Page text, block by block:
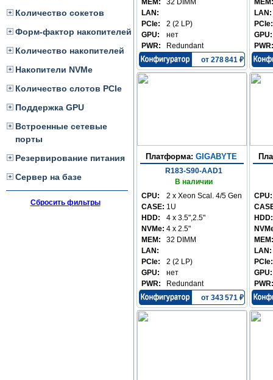
Количество сокетов
Форм-фактор накопителей
Количество накопителей
Накопители NVMe
Количество слотов PCIe
Поддержка GPU
Встроенные сетевые
порты
Резервирование питания
Сервер на базе
Сбросить фильтры
MEM:
32 DIMM
LAN:
PCIe:
2 (2 LP)
GPU:
нет
PWR:
Redundant
от 278 841 ₽
MEM:
LAN:
PCIe:
GPU:
PWR:
Платформа: GIGABYTE
R183-S90-AAD1
В наличии
CPU:
2 x Xeon Scal. 4/5 Gen
CASE: 1U
HDD:
4 x 3.5",2.5"
NVMe: 4 x 2.5"
MEM:
32 DIMM
LAN:
PCIe:
2 (2 LP)
GPU:
нет
PWR:
Redundant
от 343 571 ₽
CPU:
HDD:
MEM:
LAN:
PCIe:
GPU:
PWR: